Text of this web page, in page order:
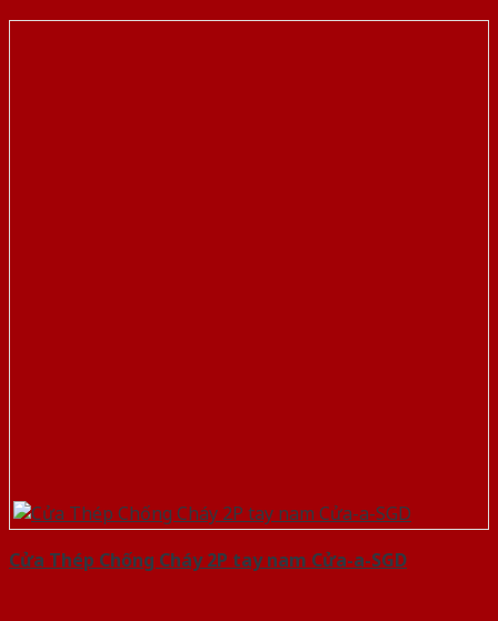
Cửa Thép Chống Cháy 2P tay nam Cửa-a-SGD